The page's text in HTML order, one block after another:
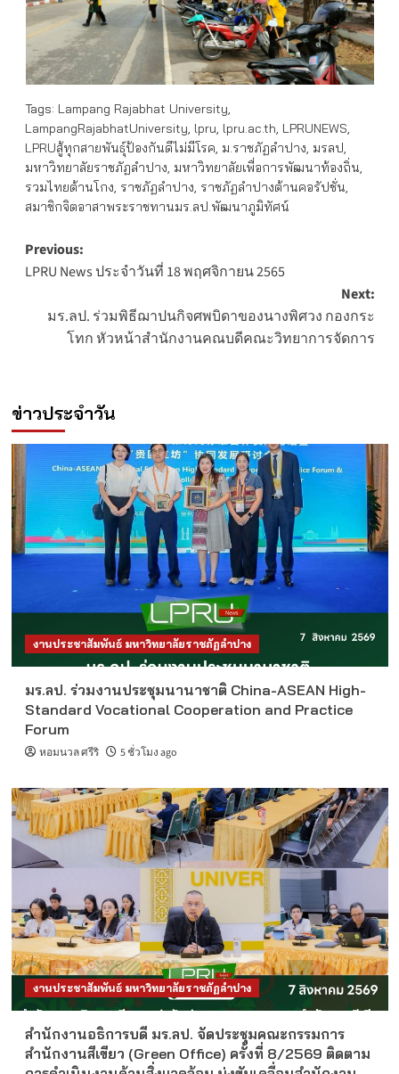
Tags: Lampang Rajabhat University,
LampangRajabhatUniversity, lpru, lpru.ac.th, LPRUNEWS,
LPRUสู้ทุกสายพันธุ์ป้องกันดีไม่มีโรค, ม.ราชภัฏลำปาง, มรลป,
มหาวิทยาลัยราชภัฏลำปาง, มหาวิทยาลัยเพื่อการพัฒนาท้องถิ่น,
รวมไทยต้านโกง, ราชภัฏลำปาง, ราชภัฏลำปางต้านคอรัปชั่น,
สมาชิกจิตอาสาพระราชทานมร.ลป.พัฒนาภูมิทัศน์
Post
navigation
Previous:
LPRU News ประจำวันที่ 18 พฤศจิกายน 2565
Next:
มร.ลป. ร่วมพิธีฌาปนกิจศพบิดาของนางพิศวง กองกระ
โทก หัวหน้าสำนักงานคณบดีคณะวิทยาการจัดการ
ข่าวประจำวัน
งานประชาสัมพันธ์ มหาวิทยาลัยราชภัฏลำปาง
มร.ลป. ร่วมงานประชุมนานาชาติ China-ASEAN High-
Standard Vocational Cooperation and Practice
Forum
หอมนวล ศรีริ 5 ชั่วโมง ago
งานประชาสัมพันธ์ มหาวิทยาลัยราชภัฏลำปาง
สำนักงานอธิการบดี มร.ลป. จัดประชุมคณะกรรมการ
สำนักงานสีเขียว (Green Office) ครั้งที่ 8/2569 ติดตาม